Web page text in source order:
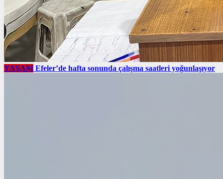
YAŞAM Efeler’de hafta sonunda çalışma saatleri yoğunlaşıyor